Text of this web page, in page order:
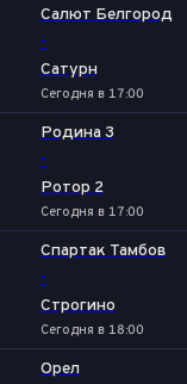
Салют Белгород
-
Сатурн
Сегодня в 17:00
Родина 3
-
Ротор 2
Сегодня в 17:00
Спартак Тамбов
-
Строгино
Сегодня в 18:00
Орел